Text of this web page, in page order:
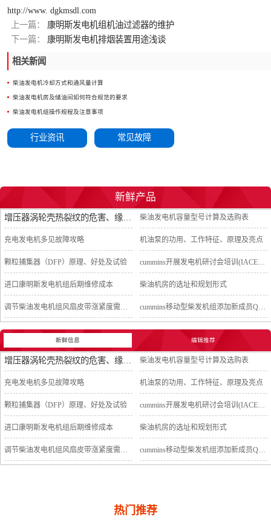
http://www. dgkmsdl.com
上一篇：
康明斯发电机组机油过滤器的维护
下一篇：
康明斯发电机排烟装置用途浅谈
相关新闻
柴油发电机冷却方式和通风量计算
柴油发电机房及储油间如何符合规范的要求
柴油发电机组操作规程及注意事项
行业资讯 常见故障
新鲜产品
柴油发电机容量型号计算及选购表
充电发电机多见故障攻略 机油泵的功用、工作特征、原理及亮点
颗粒捕集器（DFP）原理、好处及试验 cummins开展发电机研讨会培训(IACET)认证工作
进口康明斯发电机组后期维修成本 柴油机房的选址和规划形式
调节柴油发电机组风扇皮带涨紧度需要注意哪些 cummins移动型柴发机组添加新成员QSB5-G11系列
新鲜信息 编辑推荐
柴油发电机容量型号计算及选购表
充电发电机多见故障攻略 机油泵的功用、工作特征、原理及亮点
颗粒捕集器（DFP）原理、好处及试验 cummins开展发电机研讨会培训(IACET)认证工作
进口康明斯发电机组后期维修成本 柴油机房的选址和规划形式
调节柴油发电机组风扇皮带涨紧度需要注意哪些 cummins移动型柴发机组添加新成员QSB5-G11系列
热门推荐